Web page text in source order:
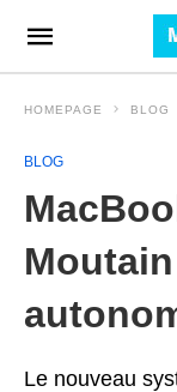
HOMEPAGE BLOG
BLOG
Le nouveau